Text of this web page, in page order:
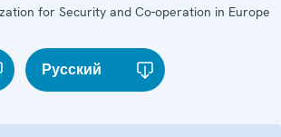
for Security and Co-operation in Europe
Русский